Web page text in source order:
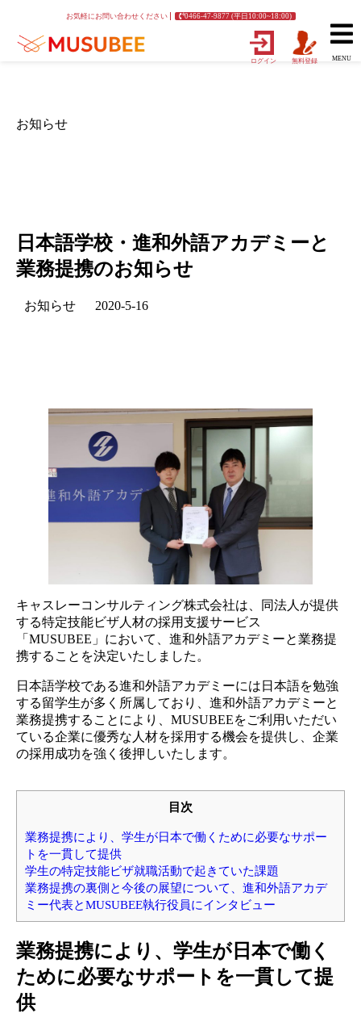
お気軽にお問い合わせください 0466-47-9877 (平日10:00~18:00)
ログイン 無料登録 MENU
お知らせ
日本語学校・進和外語アカデミーと
業務提携のお知らせ
お知らせ 2020-5-16
キャスレーコンサルティング株式会社は、同法人が提供
する特定技能ビザ人材の採用支援サービス
「MUSUBEE」において、進和外語アカデミーと業務提
携することを決定いたしました。
日本語学校である進和外語アカデミーには日本語を勉強
する留学生が多く所属しており、進和外語アカデミーと
業務提携することにより、MUSUBEEをご利用いただい
ている企業に優秀な人材を採用する機会を提供し、企業
の採用成功を強く後押しいたします。
目次
業務提携により、学生が日本で働くために必要なサポー
トを一貫して提供
学生の特定技能ビザ就職活動で起きていた課題
業務提携の裏側と今後の展望について、進和外語アカデ
ミー代表とMUSUBEE執行役員にインタビュー
業務提携により、学生が日本で働く
ために必要なサポートを一貫して提
供